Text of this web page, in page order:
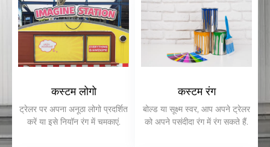
कस्टम लोगो
ट्रेलर पर अपना अनूठा लोगो प्रदर्शित
करें या इसे नियॉन रंग में चमकाएं.
कस्टम रंग
बोल्ड या सूक्ष्म स्वर, आप अपने ट्रेलर
को अपने पसंदीदा रंग में रंग सकते हैं.